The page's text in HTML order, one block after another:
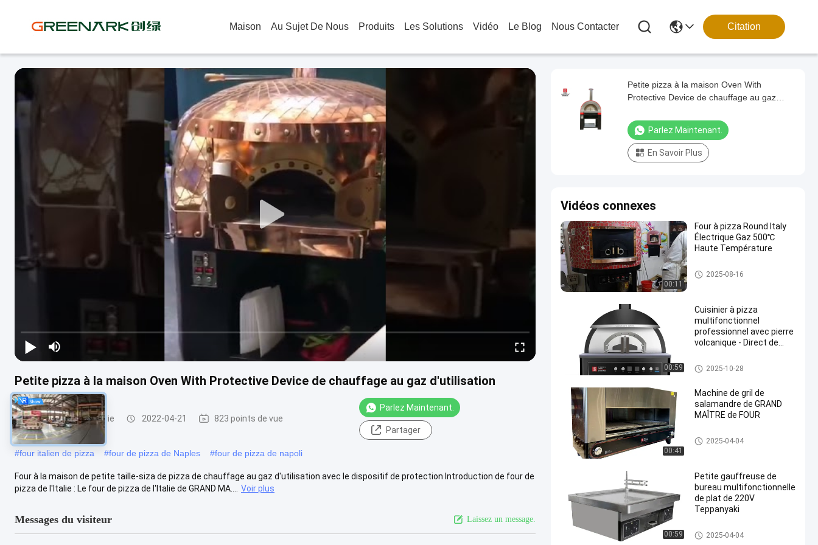
Maison Au Sujet De Nous Produits Les Solutions Vidéo Le Blog Nous Contacter Citation
Petite pizza à la maison Oven With Protective Device de chauffage au gaz d'utilisation
Four de pizza de l'Italie 2022-04-21 823 points de vue
Parlez Maintenant.
Partager
#four italien de pizza #four de pizza de Naples #four de pizza de napoli
Four à la maison de petite taille-siza de pizza de chauffage au gaz d'utilisation avec le dispositif de protection Introduction de four de
pizza de l'Italie : Le four de pizza de l'Italie de GRAND MA....
Voir plus
Messages du visiteur Laissez un message.
Petite pizza à la maison Oven With
Protective Device de chauffage au gaz
Parlez Maintenant.
En Savoir Plus
Vidéos connexes
00:11
Four à pizza Round Italy
Électrique Gaz 500℃
Haute Température
Four de pizza de l'Italie
2025-08-16
00:59
Cuisinier à pizza
multifonctionnel
professionnel avec pierre
volcanique - Direct de
ISO9001
Four de pizza de l'Italie
2025-10-28
00:41
Machine de gril de
salamandre de GRAND
MAÎTRE de FOUR
Grils commerciaux de barbecu
e
2025-04-04
00:59
Petite gauffreuse de
bureau multifonctionnelle
de plat de 220V
Teppanyaki
Tableau de gril de Teppanyaki
2025-04-04